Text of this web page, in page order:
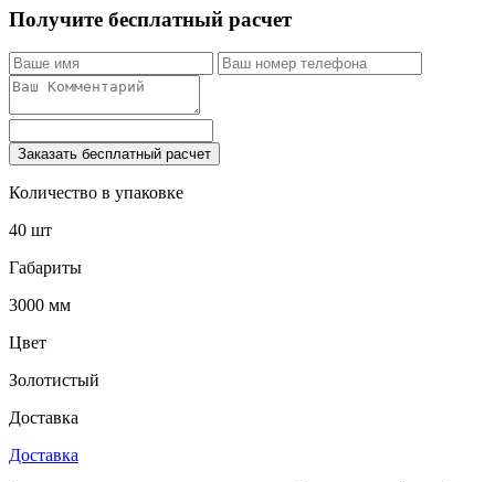
Получите бесплатный расчет
Заказать бесплатный расчет
Количество в упаковке
40 шт
Габариты
3000 мм
Цвет
Золотистый
Доставка
Доставка